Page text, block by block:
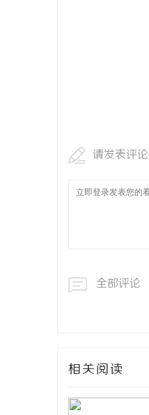
请发表评论
全部评论
相关阅读